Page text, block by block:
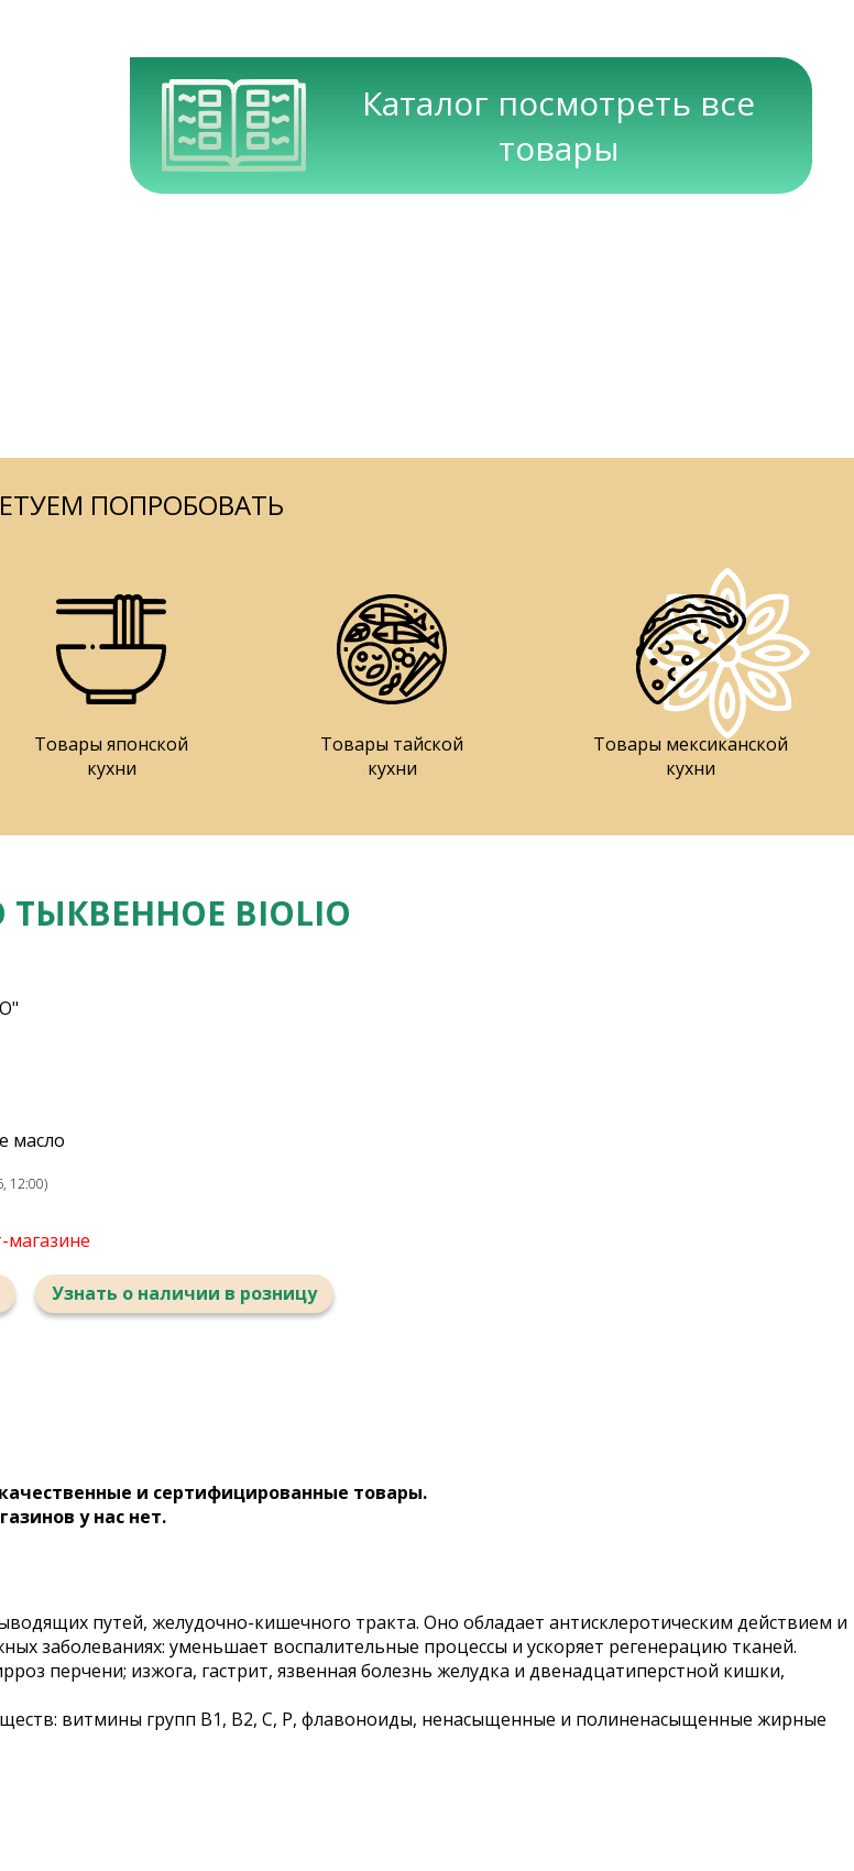
Каталог посмотреть все
товары
ПОПРОБОВАТЬ
Товары японской
кухни
Товары тайской
кухни
Товары мексиканской
кухни
BIOLIO
масло
12:00)
магазине
Узнать о наличии в розницу
и сертифицированные товары.
у нас нет.
путей, желудочно-кишечного тракта. Оно обладает антисклеротическим действием и
заболеваниях: уменьшает воспалительные процессы и ускоряет регенерацию тканей.
перчени; изжога, гастрит, язвенная болезнь желудка и двенадцатиперстной кишки,
витмины групп В1, В2, С, Р, флавоноиды, ненасыщенные и полиненасыщенные жирные